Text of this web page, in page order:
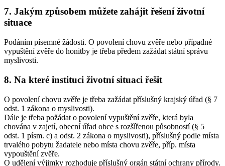
7. Jakým způsobem můžete zahájit řešení životní
situace
Podáním písemné žádosti. O povolení chovu zvěře nebo případné
vypuštění zvěře do honitby je třeba předem zažádat státní správu
myslivosti.
8. Na které instituci životní situaci řešit
O povolení chovu zvěře je třeba zažádat příslušný krajský úřad (§ 7
odst. 1 zákona o myslivosti).
Dále je třeba požádat o povolení vypuštění zvěře, která byla
chována v zajetí, obecní úřad obce s rozšířenou působností (§ 5
odst. 1 písm. c) a odst. 2 zákona o myslivosti), příslušný podle místa
trvalého pobytu žadatele nebo místa chovu zvěře, příp. místa
vypouštění zvěře.
O udělení výjimky rozhoduje příslušný orgán státní ochrany přírody.